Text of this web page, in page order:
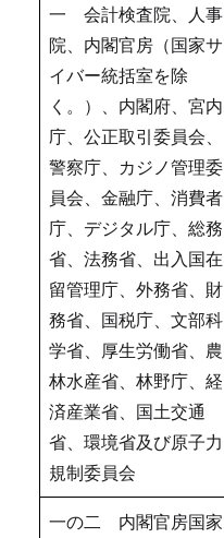
一 会計検査院、人事
院、内閣官房（国家サ
イバー統括室を除
く。）、内閣府、宮内
庁、公正取引委員会、
警察庁、カジノ管理委
員会、金融庁、消費者
庁、デジタル庁、総務
省、法務省、出入国在
留管理庁、外務省、財
務省、国税庁、文部科
学省、厚生労働省、農
林水産省、林野庁、経
済産業省、国土交通
省、環境省及び原子力
規制委員会
一の二 内閣官房国家